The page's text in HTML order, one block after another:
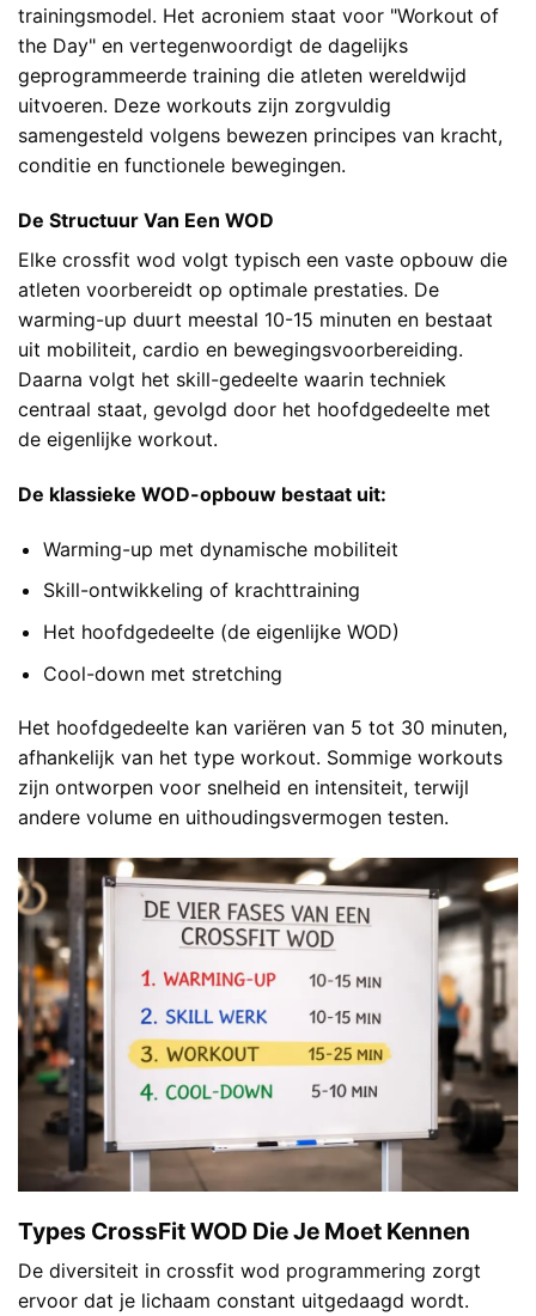
trainingsmodel. Het acroniem staat voor "Workout of
the Day" en vertegenwoordigt de dagelijks
geprogrammeerde training die atleten wereldwijd
uitvoeren. Deze workouts zijn zorgvuldig
samengesteld volgens bewezen principes van kracht,
conditie en functionele bewegingen.
De Structuur Van Een WOD
Elke crossfit wod volgt typisch een vaste opbouw die
atleten voorbereidt op optimale prestaties. De
warming-up duurt meestal 10-15 minuten en bestaat
uit mobiliteit, cardio en bewegingsvoorbereiding.
Daarna volgt het skill-gedeelte waarin techniek
centraal staat, gevolgd door het hoofdgedeelte met
de eigenlijke workout.
De klassieke WOD-opbouw bestaat uit:
Warming-up met dynamische mobiliteit
Skill-ontwikkeling of krachttraining
Het hoofdgedeelte (de eigenlijke WOD)
Cool-down met stretching
Het hoofdgedeelte kan variëren van 5 tot 30 minuten,
afhankelijk van het type workout. Sommige workouts
zijn ontworpen voor snelheid en intensiteit, terwijl
andere volume en uithoudingsvermogen testen.
Types CrossFit WOD Die Je Moet Kennen
De diversiteit in crossfit wod programmering zorgt
ervoor dat je lichaam constant uitgedaagd wordt.